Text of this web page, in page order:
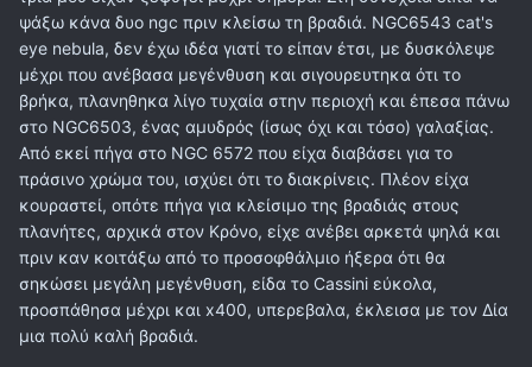
ψάξω κάνα δυο ngc πριν κλείσω τη βραδιά. NGC6543 cat's
eye nebula, δεν έχω ιδέα γιατί το είπαν έτσι, με δυσκόλεψε
μέχρι που ανέβασα μεγένθυση και σιγουρευτηκα ότι το
βρήκα, πλανηθηκα λίγο τυχαία στην περιοχή και έπεσα πάνω
στο NGC6503, ένας αμυδρός (ίσως όχι και τόσο) γαλαξίας.
Από εκεί πήγα στο NGC 6572 που είχα διαβάσει για το
πράσινο χρώμα του, ισχύει ότι το διακρίνεις. Πλέον είχα
κουραστεί, οπότε πήγα για κλείσιμο της βραδιάς στους
πλανήτες, αρχικά στον Κρόνο, είχε ανέβει αρκετά ψηλά και
πριν καν κοιτάξω από το προσοφθάλμιο ήξερα ότι θα
σηκώσει μεγάλη μεγένθυση, είδα το Cassini εύκολα,
προσπάθησα μέχρι και x400, υπερεβαλα, έκλεισα με τον Δία
μια πολύ καλή βραδιά.